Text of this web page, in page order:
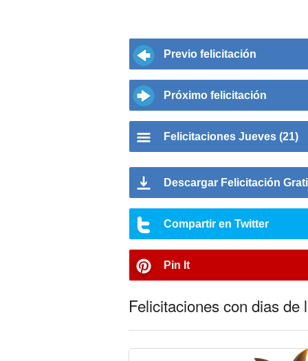
Previo felicitación
Próximo felicitación
Felicitaciones Jueves (21)
Descargar Felicitación
Compartir en Twitter
Pin It
Felicitaciones con dias de